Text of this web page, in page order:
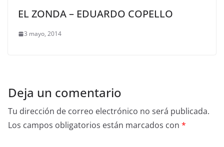
EL ZONDA – EDUARDO COPELLO
3 mayo, 2014
Deja un comentario
Tu dirección de correo electrónico no será publicada.
Los campos obligatorios están marcados con *